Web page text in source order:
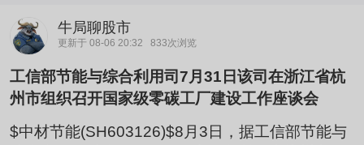
牛局聊股市
更新于 08-06 20:32 833次浏览
工信部节能与综合利用司7月31日该司在浙江省杭
州市组织召开国家级零碳工厂建设工作座谈会
$中材节能(SH603126)$8月3日，据工信部节能与